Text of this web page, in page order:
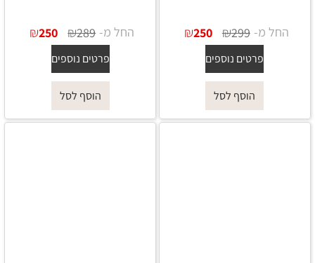
החל מ- ₪299
₪250
פרטים נוספים
הוסף לסל
החל מ- ₪289
₪250
פרטים נוספים
הוסף לסל